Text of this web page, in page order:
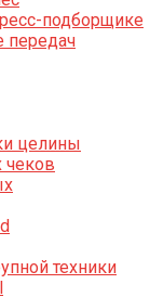
подборщике
передач
целины
чеков
техники